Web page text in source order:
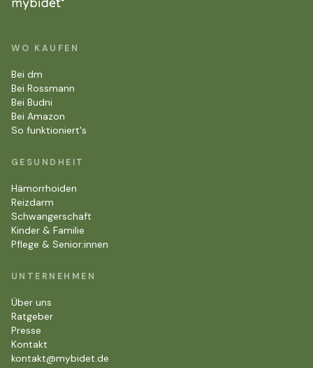
WO KAUFEN
Bei dm
Bei Rossmann
Bei Budni
Bei Amazon
So funktioniert's
GESUNDHEIT
Hämorrhoiden
Reizdarm
Schwangerschaft
Kinder & Familie
Pflege & Senior:innen
UNTERNEHMEN
Über uns
Ratgeber
Presse
Kontakt
kontakt@mybidet.de